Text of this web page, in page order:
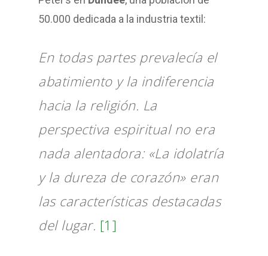
50.000 dedicada a la industria textil:
En todas partes prevalecía el
abatimiento y la indiferencia
hacia la religión. La
perspectiva espiritual no era
nada alentadora: «La idolatría
y la dureza de corazón» eran
las características destacadas
del lugar. [1]